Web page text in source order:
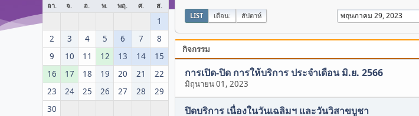
อา. จ. อ. พ. พฤ. ศ. ส.
1
2
3 4 5 6 7
8
9
10 11 12 13 14
15
16
17 18 19 20 21
22
23
24 25 26 27 28
29
30
LIST เดือน: สัปดาห์
กิจกรรม
การเปิด-ปิด การให้บริการ ประจำเดือน มิ.ย. 2566
มิถุนายน 01, 2023
ปิดบริการ เนื่องในวันเฉลิมฯ และวันวิสาขบูชา